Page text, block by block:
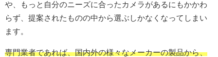
や、もっと自分のニーズに合ったカメラがあるにもかかわ
らず、提案されたものの中から選ぶしかなくなってしまい
ます。
専門業者であれば、国内外の様々なメーカーの製品から、